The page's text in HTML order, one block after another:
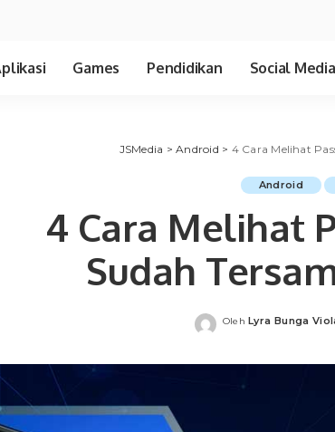
Games Pendidikan Social Media
JSMedia >Android > 4 Cara Melihat
Android
4 Cara Melihat
Sudah
Posted
Oleh Lyra Bunga